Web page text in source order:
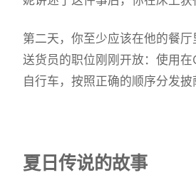
第二天，你至少应该在他的餐
送货员的职位刚刚开放：使用
自行车，按照正确的顺序分发披
夏日传说的故事